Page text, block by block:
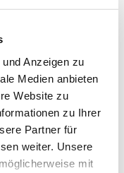
Anzeigen zu
Medien anbieten
Website zu
zu Ihrer
Partner für
weiter. Unsere
mit